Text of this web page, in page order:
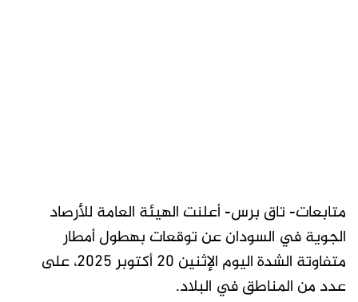
متابعات- تاق برس- أعلنت الهيئة العامة للأرصاد
الجوية في السودان عن توقعات بهطول أمطار
متفاوتة الشدة اليوم الإثنين 20 أكتوبر 2025، على
عدد من المناطق في البلاد.